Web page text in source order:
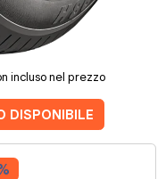
incluso nel prezzo
DISPONIBILE